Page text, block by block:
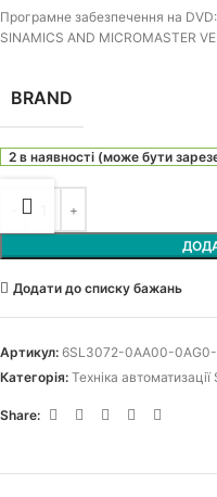
Програмне забезпечення на
SINAMICS AND MICROMASTER
BRAND
2 в наявності (може бути
Додати до списку бажань
Артикул: 6SL3072-0AA00-0AG0-
Категорія: Техніка
Share: